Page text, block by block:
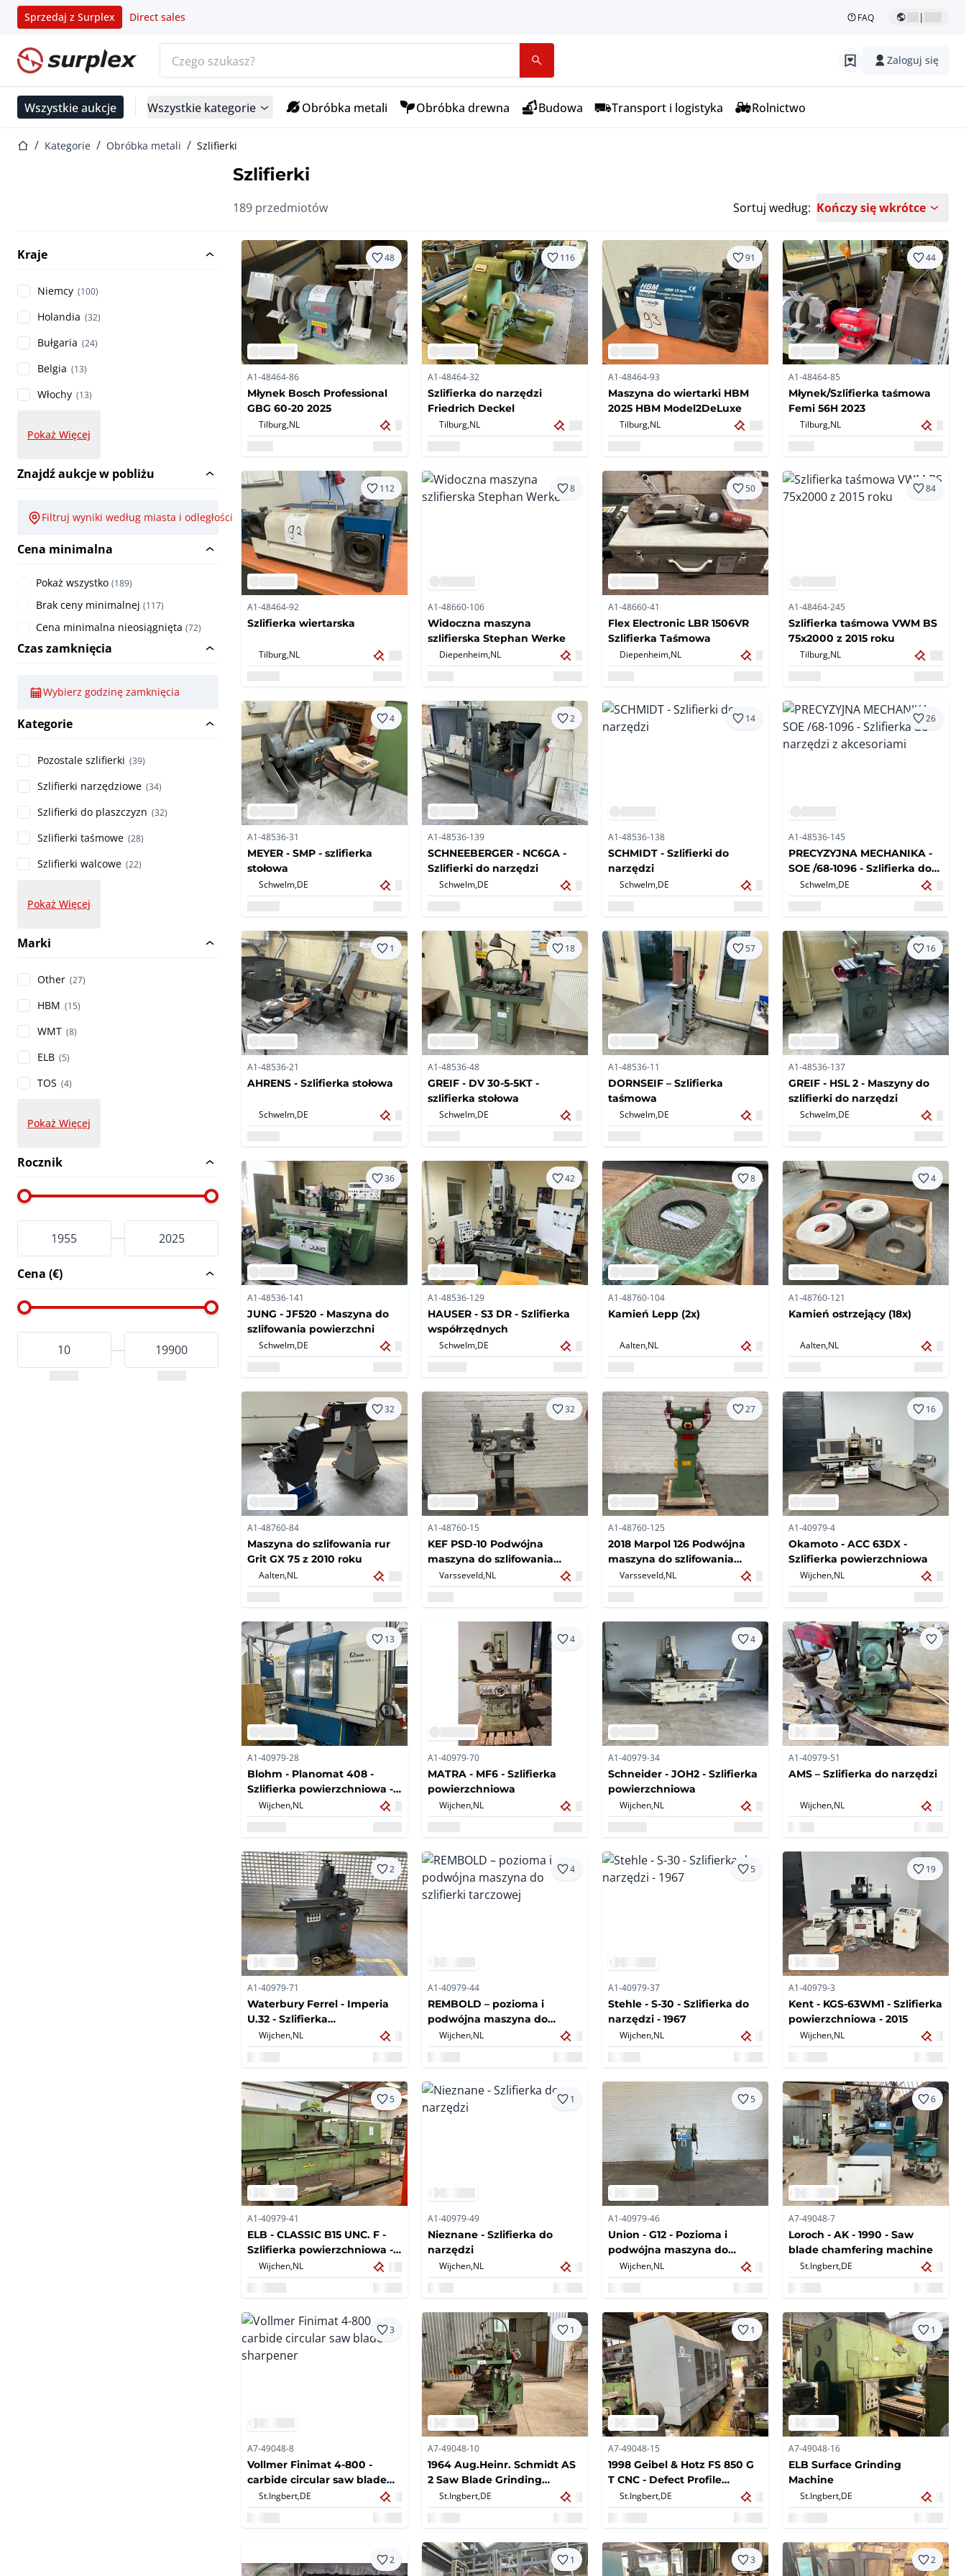
Sprzedaj z Surplex Direct sales FAQ |
Strona główna Zaloguj się
Wszystkie aukcje Wszystkie kategorie Obróbka metali Obróbka drewna Budowa Transport i logistyka Rolnictwo
Strona główna
Kategorie Obróbka metali Szlifierki
Szlifierki
189 przedmiotów Sortuj według: Kończy się wkrótce
Kraje
Niemcy (100)
Holandia (32)
Bułgaria (24)
Belgia (13)
Włochy (13)
Pokaż Więcej
Znajdź aukcje w pobliżu
Filtruj wyniki według miasta i odległości
Cena minimalna
Pokaż wszystko (189)
Brak ceny minimalnej (117)
Cena minimalna nieosiągnięta (72)
Czas zamknięcia
Wybierz godzinę zamknięcia
Kategorie
Pozostale szlifierki (39)
Szlifierki narzędziowe (34)
Szlifierki do plaszczyzn (32)
Szlifierki taśmowe (28)
Szlifierki walcowe (22)
Pokaż Więcej
Marki
Other (27)
HBM (15)
WMT (8)
ELB (5)
TOS (4)
Pokaż Więcej
Rocznik
Cena (€)
48
A1-48464-86
Młynek Bosch Professional
GBG 60-20 2025
Tilburg, NL
116
A1-48464-32
Szlifierka do narzędzi
Friedrich Deckel
Tilburg, NL
91
A1-48464-93
Maszyna do wiertarki HBM
2025 HBM Model2DeLuxe
Tilburg, NL
44
A1-48464-85
Młynek/Szlifierka taśmowa
Femi 56H 2023
Tilburg, NL
112
A1-48464-92
Szlifierka wiertarska
Tilburg, NL
8
A1-48660-106
Widoczna maszyna
szlifierska Stephan Werke
Diepenheim, NL
50
A1-48660-41
Flex Electronic LBR 1506VR
Szlifierka Taśmowa
Diepenheim, NL
84
A1-48464-245
Szlifierka taśmowa VWM BS
75x2000 z 2015 roku
Tilburg, NL
4
A1-48536-31
MEYER - SMP - szlifierka
stołowa
Schwelm, DE
2
A1-48536-139
SCHNEEBERGER - NC6GA -
Szlifierki do narzędzi
Schwelm, DE
14
A1-48536-138
SCHMIDT - Szlifierki do
narzędzi
Schwelm, DE
26
A1-48536-145
PRECYZYJNA MECHANIKA -
SOE /68-1096 - Szlifierka do
narzędzi z akcesoriami
Schwelm, DE
1
A1-48536-21
AHRENS - Szlifierka stołowa
Schwelm,DE
18
A1-48536-48
GREIF - DV 30-5-5KT -
szlifierka stołowa
Schwelm,DE
57
A1-48536-11
DORNSEIF – Szlifierka
taśmowa
Schwelm,DE
16
A1-48536-137
GREIF - HSL 2 - Maszyny do
szlifierki do narzędzi
Schwelm,DE
36
A1-48536-141
JUNG - JF520 - Maszyna do
szlifowania powierzchni
Schwelm, DE
42
A1-48536-129
HAUSER - S3 DR - Szlifierka
współrzędnych
Schwelm, DE
8
A1-48760-104
Kamień Lepp (2x)
Aalten, NL
4
A1-48760-121
Kamień ostrzejący (18x)
Aalten, NL
32
A1-48760-84
Maszyna do szlifowania rur
Grit GX 75 z 2010 roku
Aalten, NL
32
A1-48760-15
KEF PSD-10 Podwójna
maszyna do szlifowania
kamieni
Varsseveld, NL
27
A1-48760-125
2018 Marpol 126 Podwójna
maszyna do szlifowania
kamienia na kolumnie
Varsseveld, NL
16
A1-40979-4
Okamoto - ACC 63DX -
Szlifierka powierzchniowa
Wijchen, NL
13
A1-40979-28
Blohm - Planomat 408 -
Szlifierka powierzchniowa -
1999
Wijchen, NL
4
A1-40979-70
MATRA - MF6 - Szlifierka
powierzchniowa
Wijchen, NL
4
A1-40979-34
Schneider - JOH2 - Szlifierka
powierzchniowa
Wijchen, NL
A1-40979-51
AMS – Szlifierka do narzędzi
Wijchen, NL
2
A1-40979-71
Waterbury Ferrel - Imperia
U.32 - Szlifierka
powierzchniowa
Wijchen,NL
4
A1-40979-44
REMBOLD – pozioma i
podwójna maszyna do
szlifierki tarczowej
Wijchen,NL
5
A1-40979-37
Stehle - S-30 - Szlifierka do
narzędzi - 1967
Wijchen,NL
19
A1-40979-3
Kent - KGS-63WM1 - Szlifierka
powierzchniowa - 2015
Wijchen,NL
5
A1-40979-41
ELB - CLASSIC B15 UNC. F -
Szlifierka powierzchniowa -
1998
Wijchen, NL
1
A1-40979-49
Nieznane - Szlifierka do
narzędzi
Wijchen, NL
5
A1-40979-46
Union - G12 - Pozioma i
podwójna maszyna do
szlifierki tarczowej
Wijchen, NL
6
A7-49048-7
Loroch - AK - 1990 - Saw
blade chamfering machine
St.Ingbert, DE
3
A7-49048-8
Vollmer Finimat 4-800 -
carbide circular saw blade
sharpener
St.Ingbert, DE
1
A7-49048-10
1964 Aug.Heinr. Schmidt AS
2 Saw Blade Grinding
Machine
St.Ingbert, DE
1
A7-49048-15
1998 Geibel & Hotz FS 850 G
T CNC - Defect Profile
Grinding Machine
St.Ingbert, DE
1
A7-49048-16
ELB Surface Grinding
Machine
St.Ingbert, DE
2 1 3 2